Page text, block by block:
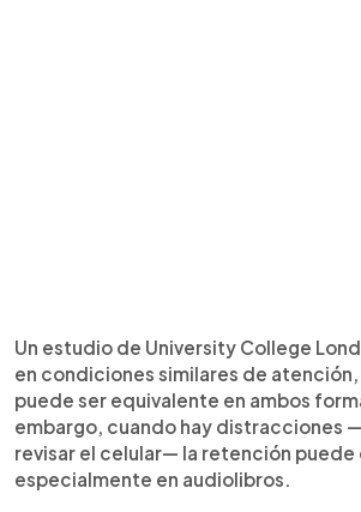
Un estudio de University College
en condiciones similares de
puede ser equivalente en ambos
embargo, cuando hay distracciones
revisar el celular— la retención puede
especialmente en audiolibros.